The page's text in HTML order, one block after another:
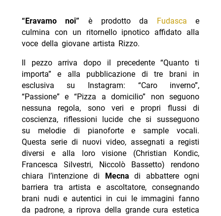
“ Eravamo noi” è prodotto da Fudasca e
culmina con un ritornello ipnotico affidato alla
voce della giovane artista Rizzo.
Il pezzo arriva dopo il precedente “Quanto ti
importa” e alla pubblicazione di tre brani in
esclusiva su Instagram: “Caro inverno”,
“Passione” e “Pizza a domicilio” non seguono
nessuna regola, sono veri e propri flussi di
coscienza, riflessioni lucide che si susseguono
su melodie di pianoforte e sample vocali.
Questa serie di nuovi video, assegnati a registi
diversi e alla loro visione (Christian Kondic,
Francesca Silvestri, Niccolò Bassetto) rendono
chiara l’intenzione di
Mecna di abbattere ogni
barriera tra artista e ascoltatore, consegnando
brani nudi e autentici in cui le immagini fanno
da padrone, a riprova della grande cura estetica